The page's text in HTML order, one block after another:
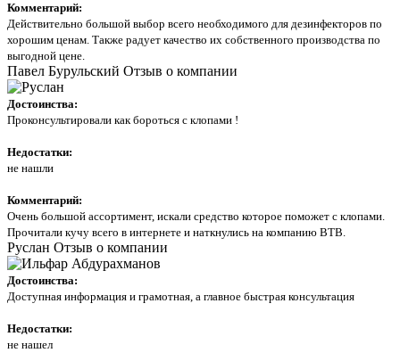
Комментарий:
Действительно большой выбор всего необходимого для дезинфекторов по
хорошим ценам. Также радует качество их собственного производства по
выгодной цене.
Павел Бурульский Отзыв о компании
Достоинства:
Проконсультировали как бороться с клопами !
Недостатки:
не нашли
Комментарий:
Очень большой ассортимент, искали средство которое поможет с клопами.
Прочитали кучу всего в интернете и наткнулись на компанию ВТВ.
Руслан Отзыв о компании
Достоинства:
Доступная информация и грамотная, а главное быстрая консультация
Недостатки:
не нашел